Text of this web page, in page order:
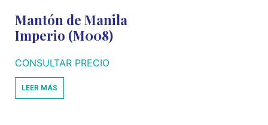
Mantón de Manila
Imperio (M008)
CONSULTAR PRECIO
LEER MÁS